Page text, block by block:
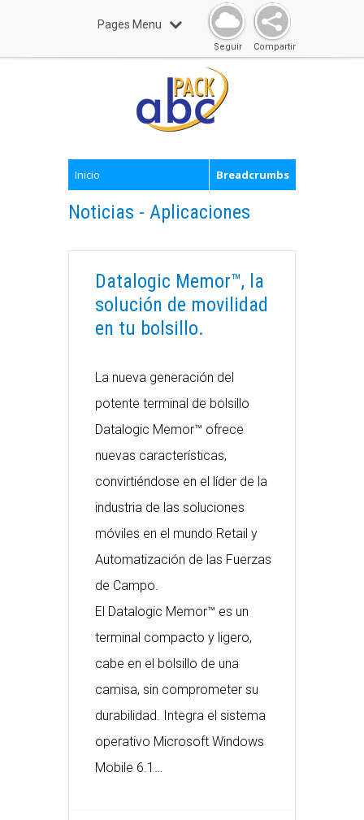
Pages Menu
Compartir
Seguir
Inicio Breadcrumbs
Noticias - Aplicaciones
Datalogic Memor™, la
solución de movilidad
en tu bolsillo.
La nueva generación del
potente terminal de bolsillo
Datalogic Memor™ ofrece
nuevas características,
convirtiéndose en el líder de la
industria de las soluciones
móviles en el mundo Retail y
Automatización de las Fuerzas
de Campo.
El Datalogic Memor™ es un
terminal compacto y ligero,
cabe en el bolsillo de una
camisa, sin comprometer su
durabilidad. Integra el sistema
operativo Microsoft Windows
Mobile 6.1…